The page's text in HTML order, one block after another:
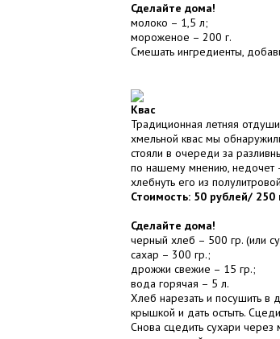
Сделайте дома!
молоко – 1,5 л;
мороженое – 200 г.
Смешать ингредиенты,
Квас
Традиционная летняя
хмельной квас мы
стояли в очереди за
по нашему мнению, недочет
хлебнуть его из
Стоимость: 50 рублей/ 250
Сделайте дома!
черный хлеб – 500 гр. (или
сахар – 300 гр.;
дрожжи свежие – 15 гр.;
вода горячая – 5 л.
Хлеб нарезать и посушить в
крышкой и дать остыть.
Снова сцедить сухари через